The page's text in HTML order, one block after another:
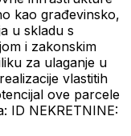
kao građevinsko,
u skladu s
i zakonskim
za ulaganje u
vlastitih
ove parcele
ID NEKRETNINE: